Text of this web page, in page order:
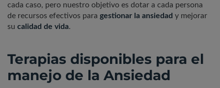
cada caso, pero nuestro objetivo es dotar a cada persona
de recursos efectivos para gestionar la ansiedad y mejorar
su calidad de vida.
Terapias disponibles para el
manejo de la Ansiedad